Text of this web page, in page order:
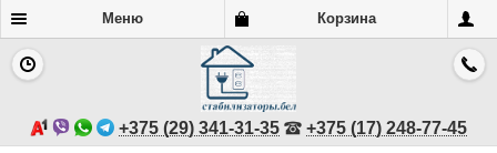
Меню Корзина
+375 (29) 341-31-35 +375 (17) 248-77-45